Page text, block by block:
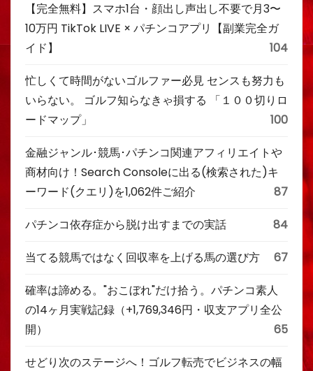
【完全無料】スマホ1台・顔出し声出し不要で月3〜
10万円 TikTok LIVE × パチンコアプリ【副業完全ガ
イド】
104
忙しくて時間がないゴルファー必見 センスも努力も
いらない。 ゴルフ知らなきゃ損する 「１００切りロ
ードマップ」
100
金融ジャンル･競馬･パチンコ関連アフィリエイトや
商材向け！Search Consoleに出る(検索された)キ
ーワード(クエリ)を1,062件ご紹介
87
パチンコ依存症から脱け出すまでの実話 84
当てる競馬ではなく回収率を上げる馬の選び方 67
確率は諦める。"おこぼれ"だけ拾う。パチンコ素人
の14ヶ月実戦記録（+1,769,346円・収支アプリ全公
開）
65
せどり次のステージへ！ゴルフ転売でビジネスの幅